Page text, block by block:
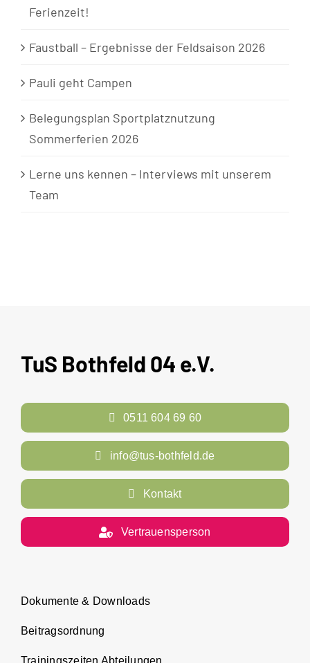
Ferienzeit!
Faustball – Ergebnisse der Feldsaison 2026
Pauli geht Campen
Belegungsplan Sportplatznutzung
Sommerferien 2026
Lerne uns kennen – Interviews mit unserem
Team
TuS Bothfeld 04 e.V.
0511 604 69 60
info@tus-bothfeld.de
Kontakt
Vertrauensperson
Dokumente & Downloads
Beitragsordnung